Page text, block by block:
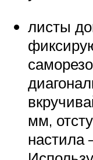
листы
мм,
настила